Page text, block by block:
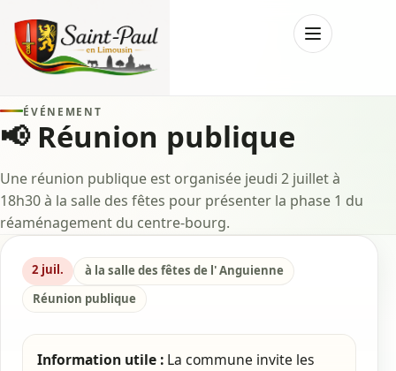
Menu
ÉVÉNEMENT
📢 Réunion publique
Une réunion publique est organisée jeudi 2 juillet à
18h30 à la salle des fêtes pour présenter la phase 1 du
réaménagement du centre-bourg.
2 juil.
à la salle des fêtes de l' Anguienne
Réunion publique
Information utile : La commune invite les